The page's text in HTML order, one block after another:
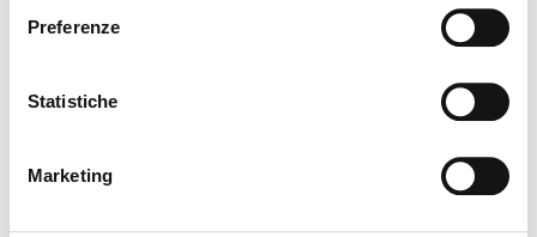
Preferenze
Statistiche
Marketing